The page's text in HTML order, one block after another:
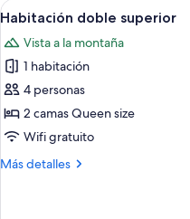
Ver
todas
las
fotos
de
Habitación
doble
6
Habitación doble superior
Vista a la montaña
1 habitación
4 personas
2 camas Queen size
Wifi gratuito
Más detalles
Más